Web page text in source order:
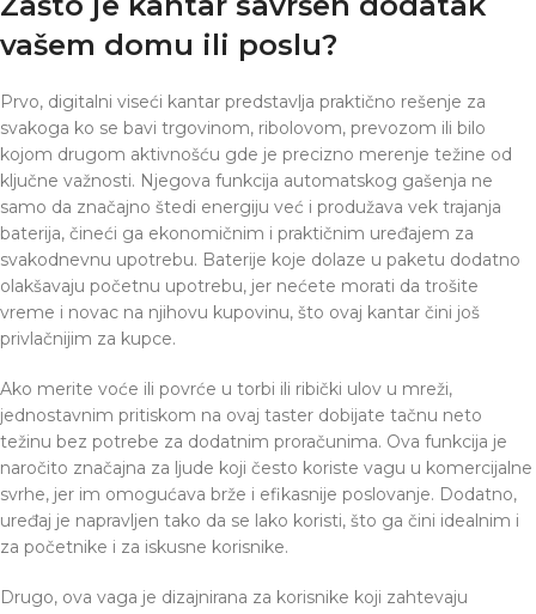
vašem domu ili poslu?
Prvo, digitalni viseći kantar predstavlja praktično rešenje za
svakoga ko se bavi trgovinom, ribolovom, prevozom ili bilo
kojom drugom aktivnošću gde je precizno merenje težine od
ključne važnosti. Njegova funkcija automatskog gašenja ne
samo da značajno štedi energiju već i produžava vek trajanja
baterija, čineći ga ekonomičnim i praktičnim uređajem za
svakodnevnu upotrebu. Baterije koje dolaze u paketu dodatno
olakšavaju početnu upotrebu, jer nećete morati da trošite
vreme i novac na njihovu kupovinu, što ovaj kantar čini još
privlačnijim za kupce.
Ako merite voće ili povrće u torbi ili ribički ulov u mreži,
jednostavnim pritiskom na ovaj taster dobijate tačnu neto
težinu bez potrebe za dodatnim proračunima. Ova funkcija je
naročito značajna za ljude koji često koriste vagu u komercijalne
svrhe, jer im omogućava brže i efikasnije poslovanje. Dodatno,
uređaj je napravljen tako da se lako koristi, što ga čini idealnim i
za početnike i za iskusne korisnike.
Drugo, ova vaga je dizajnirana za korisnike koji zahtevaju